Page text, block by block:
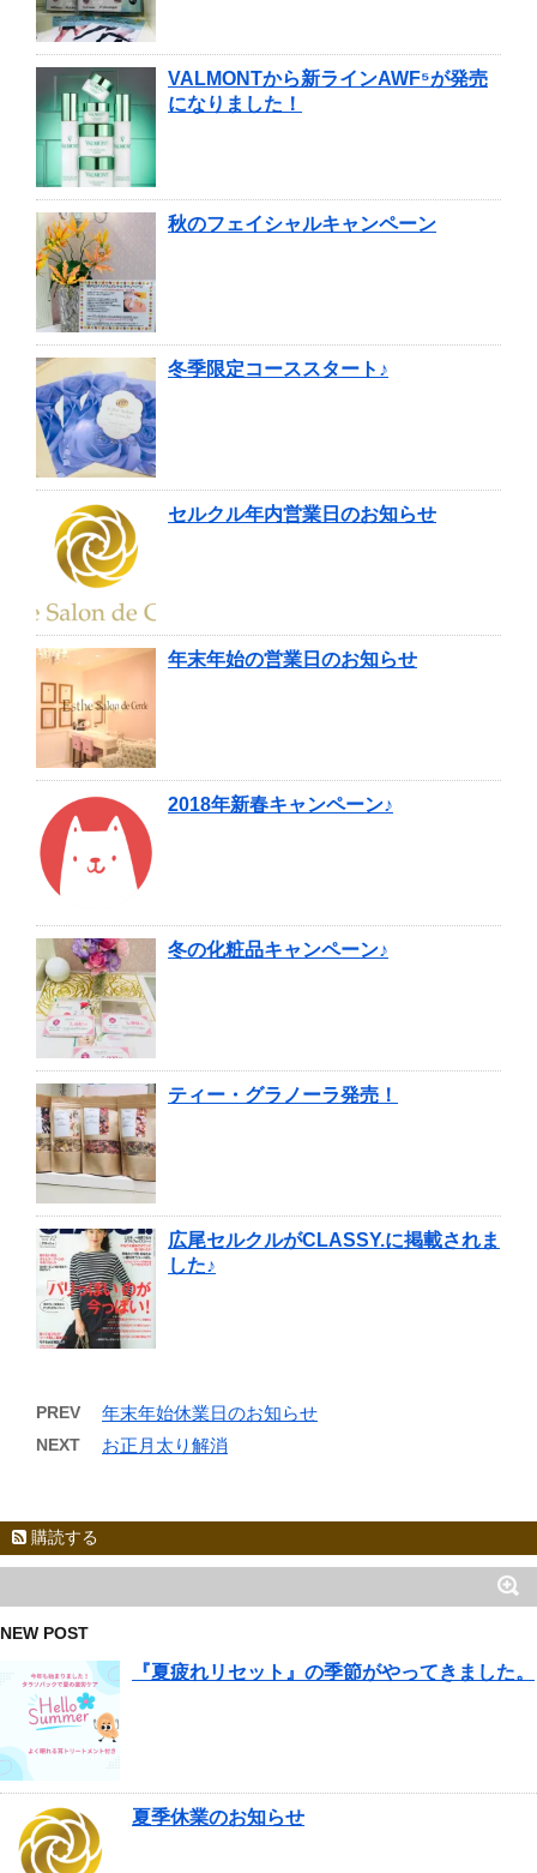
VALMONTから新ラインAWF⁵が発売
になりました！
秋のフェイシャルキャンペーン
冬季限定コーススタート♪
セルクル年内営業日のお知らせ
年末年始の営業日のお知らせ
2018年新春キャンペーン♪
冬の化粧品キャンペーン♪
ティー・グラノーラ発売！
広尾セルクルがCLASSY.に掲載されま
した♪
PREV 年末年始休業日のお知らせ
NEXT お正月太り解消
購読する
NEW POST
『夏疲れリセット』の季節がやってきました。
夏季休業のお知らせ